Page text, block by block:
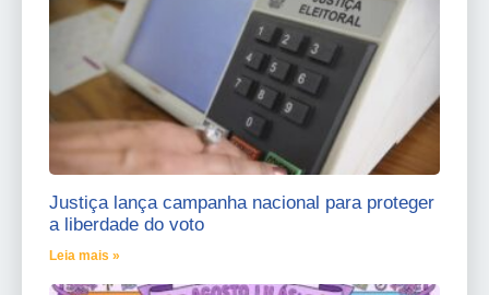
Justiça lança campanha nacional para proteger
a liberdade do voto
Leia mais »